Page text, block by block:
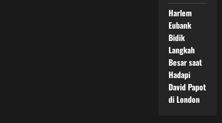
Harlem
Eubank
Bidik
Langkah
Besar saat
Hadapi
David Papot
di London